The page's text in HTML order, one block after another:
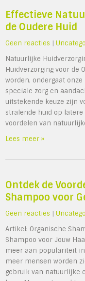
Effectieve
de Oudere Huid
Geen reacties |
Natuurlijke
Huidverzorging voor de
worden, ondergaat
speciale zorg en
uitstekende keuze zijn
stralende huid op
voordelen van
Lees meer »
Ontdek de
Shampoo voor
Geen reacties |
Artikel: Organische
Shampoo voor Jouw
meer aan populariteit
meer mensen worden
gebruik van natuurlijke